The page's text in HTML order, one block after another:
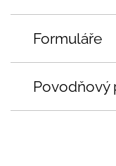
Formuláře
Povodňový